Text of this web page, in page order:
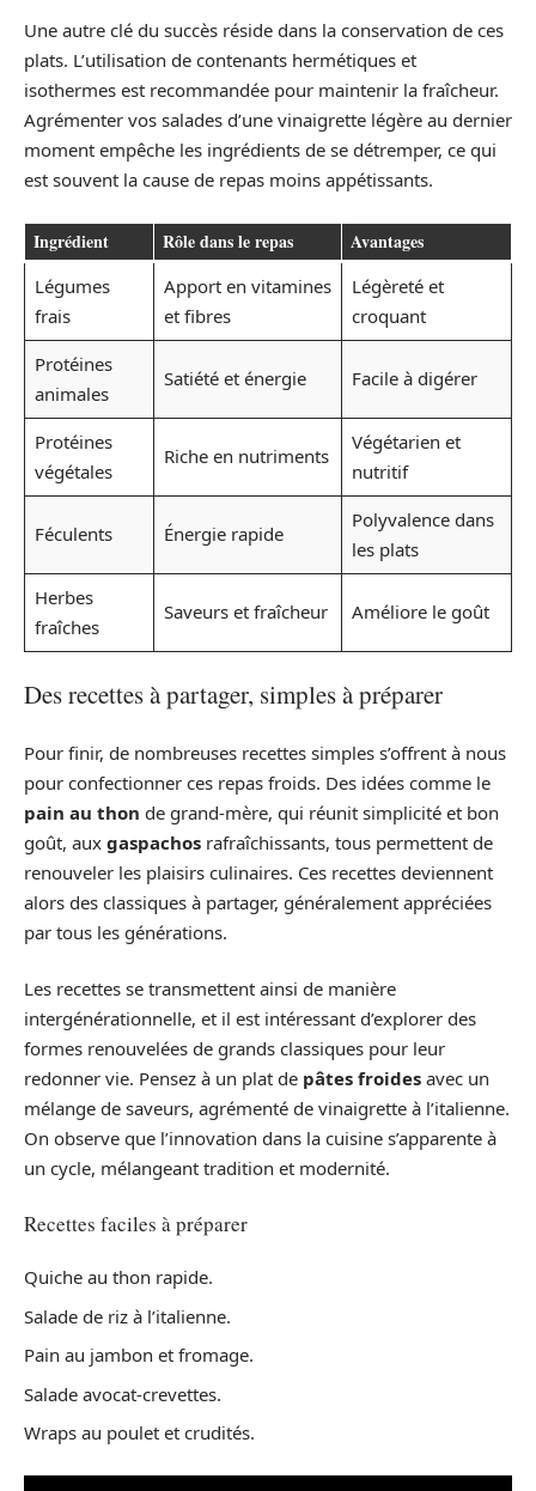
Une autre clé du succès réside dans la conservation de ces
plats. L’utilisation de contenants hermétiques et
isothermes est recommandée pour maintenir la fraîcheur.
Agrémenter vos salades d’une vinaigrette légère au dernier
moment empêche les ingrédients de se détremper, ce qui
est souvent la cause de repas moins appétissants.
Ingrédient Rôle dans le repas Avantages
Légumes
frais
Apport en vitamines
et fibres
Légèreté et
croquant
Protéines
animales
Satiété et énergie Facile à digérer
Protéines
végétales
Riche en nutriments
Végétarien et
nutritif
Féculents Énergie rapide
Polyvalence dans
les plats
Herbes
fraîches
Saveurs et fraîcheur Améliore le goût
Des recettes à partager, simples à préparer
Pour finir, de nombreuses recettes simples s’offrent à nous
pour confectionner ces repas froids. Des idées comme le
pain au thon de grand-mère, qui réunit simplicité et bon
goût, aux gaspachos rafraîchissants, tous permettent de
renouveler les plaisirs culinaires. Ces recettes deviennent
alors des classiques à partager, généralement appréciées
par tous les générations.
Les recettes se transmettent ainsi de manière
intergénérationnelle, et il est intéressant d’explorer des
formes renouvelées de grands classiques pour leur
redonner vie. Pensez à un plat de pâtes froides avec un
mélange de saveurs, agrémenté de vinaigrette à l’italienne.
On observe que l’innovation dans la cuisine s’apparente à
un cycle, mélangeant tradition et modernité.
Recettes faciles à préparer
Quiche au thon rapide.
Salade de riz à l’italienne.
Pain au jambon et fromage.
Salade avocat-crevettes.
Wraps au poulet et crudités.